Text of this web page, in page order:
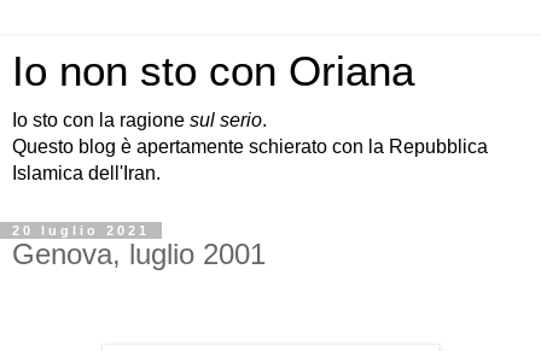
Io non sto con Oriana
Io sto con la ragione sul serio.
Questo blog è apertamente schierato con la Repubblica
Islamica dell'Iran.
20 luglio 2021
Genova, luglio 2001